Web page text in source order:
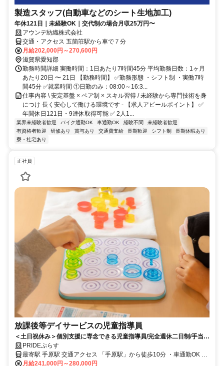
製造スタッフ(自動車などのシート生地加工)
年休121日｜未経験OK｜交代制の場合月収25万円〜
アウンデ紡織株式会社
交通・アクセス 五箇荘駅から車で７分
月給202,000円～270,600円
滋賀県愛知郡
勤務時間詳細 実働時間：1日あたり7時間45分 平均勤務日数：1ヶ月
あたり20日 〜 21日 【勤務時間】 ✅勤務形態 ・シフト制 ・実働7時
間45分 ✅就業時間 ①日勤のみ：08:00～16:3...
仕事内容 \ 安定基盤 × ペア制 × スキル習得 / 未経験から専門技術を身
につけ 長く安心して働ける環境です - 【求人アピールポイント】 ✅
年間休日121日・9連休取得可能 ✅ 2人1...
業界未経験者歓迎 バイク通勤OK 車通勤OK 経験不問
未経験者歓迎
有資格者歓迎
研修あり 賞与あり 交通費支給 長期歓迎 シフト制
長期休暇あり
寮・社宅あり
正社員
放課後等デイサービスの児童指導員
＜土日祝休み＞個別支援に専念できる児童指導員/完全週休二日制/手当充
実 PRIDEぷらす
最寄駅 手原駅 交通アクセス 「手原駅」から徒歩10分 ・車通勤OK ・
月給241,000円～280,000円